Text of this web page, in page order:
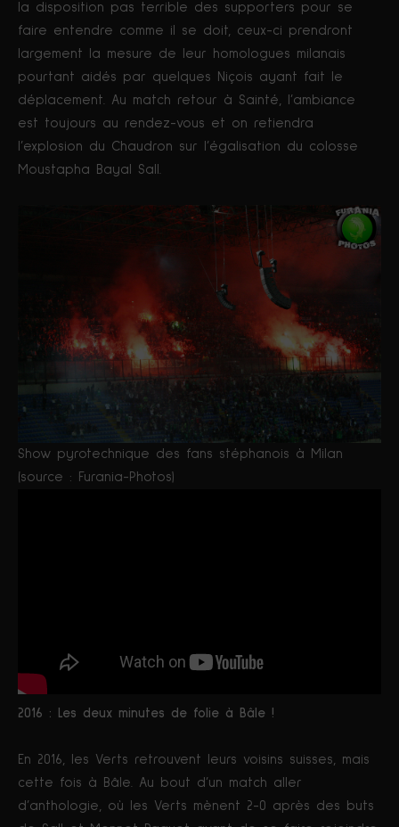
la disposition pas terrible des supporters pour se
faire entendre comme il se doit, ceux-ci prendront
largement la mesure de leur homologues milanais
pourtant aidés par quelques Niçois ayant fait le
déplacement. Au match retour à Sainté, l’ambiance
est toujours au rendez-vous et on retiendra
l’explosion du Chaudron sur l’égalisation du colosse
Moustapha Bayal Sall.
Show pyrotechnique des fans stéphanois à Milan
(source : Furania-Photos)
2016 : Les deux minutes de folie à Bâle !
En 2016, les Verts retrouvent leurs voisins suisses, mais
cette fois à Bâle. Au bout d’un match aller
d’anthologie, où les Verts mènent 2-0 après des buts